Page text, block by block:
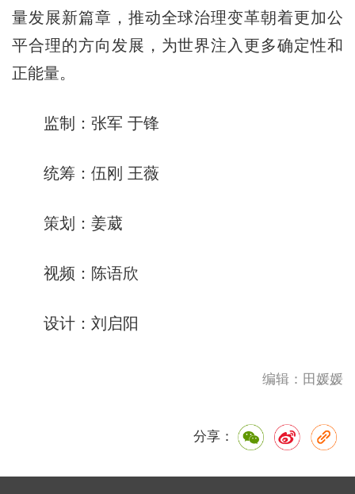
量发展新篇章，推动全球治理变革朝着更加公
平合理的方向发展，为世界注入更多确定性和
正能量。
监制：张军 于锋
统筹：伍刚 王薇
策划：姜葳
视频：陈语欣
设计：刘启阳
编辑：田媛媛
分享：